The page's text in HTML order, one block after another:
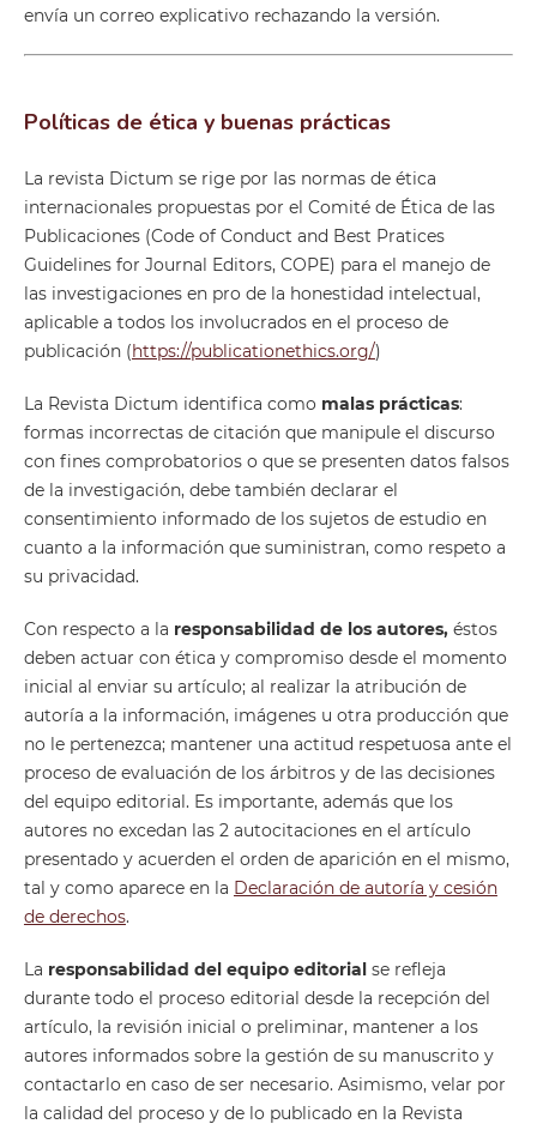
envía un correo explicativo rechazando la versión.
Políticas de ética y buenas prácticas
La revista Dictum se rige por las normas de ética
internacionales propuestas por el Comité de Ética de las
Publicaciones (Code of Conduct and Best Pratices
Guidelines for Journal Editors, COPE) para el manejo de
las investigaciones en pro de la honestidad intelectual,
aplicable a todos los involucrados en el proceso de
publicación (https://publicationethics.org/)
La Revista Dictum identifica como malas prácticas:
formas incorrectas de citación que manipule el discurso
con fines comprobatorios o que se presenten datos falsos
de la investigación, debe también declarar el
consentimiento informado de los sujetos de estudio en
cuanto a la información que suministran, como respeto a
su privacidad.
Con respecto a la responsabilidad de los autores, éstos
deben actuar con ética y compromiso desde el momento
inicial al enviar su artículo; al realizar la atribución de
autoría a la información, imágenes u otra producción que
no le pertenezca; mantener una actitud respetuosa ante el
proceso de evaluación de los árbitros y de las decisiones
del equipo editorial. Es importante, además que los
autores no excedan las 2 autocitaciones en el artículo
presentado y acuerden el orden de aparición en el mismo,
tal y como aparece en la Declaración de autoría y cesión
de derechos.
La responsabilidad del equipo editorialse refleja
durante todo el proceso editorial desde la recepción del
artículo, la revisión inicial o preliminar, mantener a los
autores informados sobre la gestión de su manuscrito y
contactarlo en caso de ser necesario. Asimismo, velar por
la calidad del proceso y de lo publicado en la Revista